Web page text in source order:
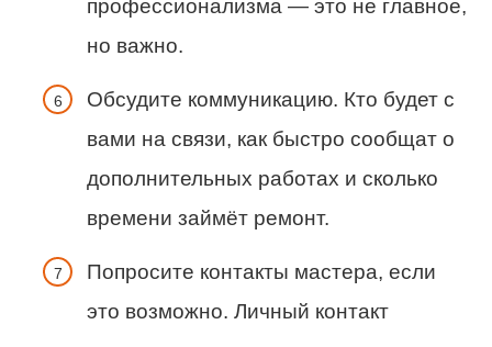
профессионализма — это не главное,
но важно.
Обсудите коммуникацию. Кто будет с
вами на связи, как быстро сообщат о
дополнительных работах и сколько
времени займёт ремонт.
Попросите контакты мастера, если
это возможно. Личный контакт